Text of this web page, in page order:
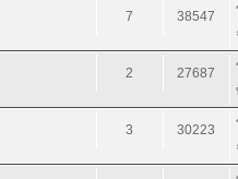
7 38547
2 27687
3 30223